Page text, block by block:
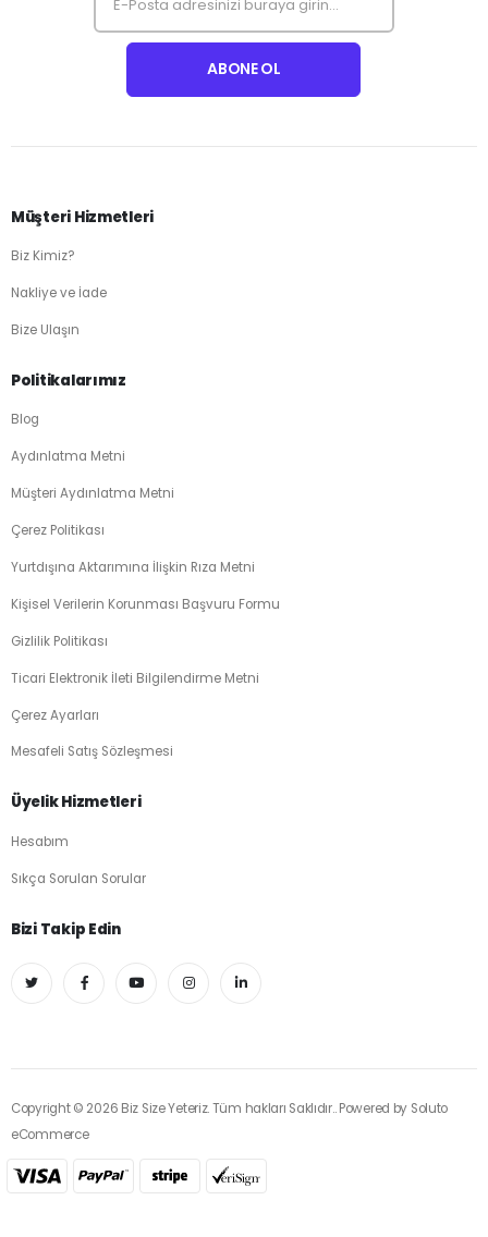
Müşteri Hizmetleri
Biz Kimiz?
Nakliye ve İade
Bize Ulaşın
Politikalarımız
Blog
Aydınlatma Metni
Müşteri Aydınlatma Metni
Çerez Politikası
Yurtdışına Aktarımına İlişkin Rıza Metni
Kişisel Verilerin Korunması Başvuru Formu
Gizlilik Politikası
Ticari Elektronik İleti Bilgilendirme Metni
Çerez Ayarları
Mesafeli Satış Sözleşmesi
Üyelik Hizmetleri
Hesabım
Sıkça Sorulan Sorular
Bizi Takip Edin
Copyright © 2026 Biz Size Yeteriz. Tüm hakları Saklıdır.. Powered by Soluto
eCommerce